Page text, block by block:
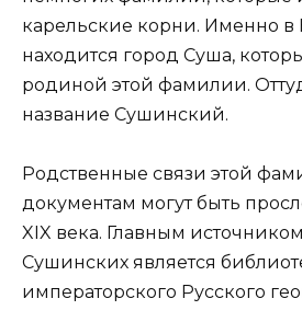
карельские корни. Именно в
находится город Суша,
родиной этой фамилии.
название Сушинский.
Родственные связи этой
документам могут быть
XIX века. Главным
Сушинских является
императорского Русского